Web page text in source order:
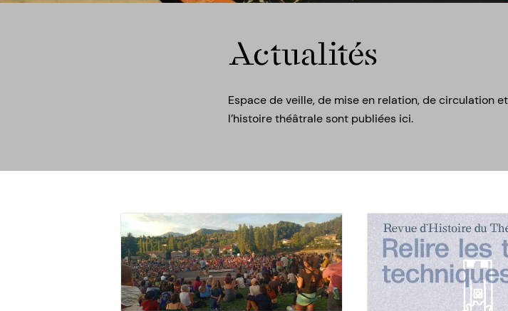
Actualités
Espace de veille, de mise en relation, de circulation
l’histoire théâtrale sont publiées ici.